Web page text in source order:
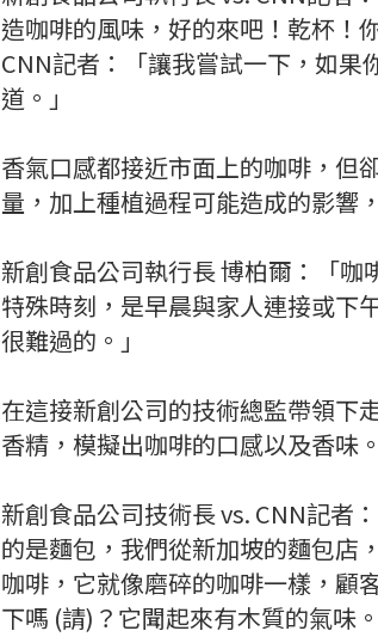
造咖啡的風味，好的來吧！乾杯！
CNN記者：「讓我嘗試一下，如果
道。」
香氣口感都接近市面上的咖啡，但
量，加上種植過程可能造成的影響
新創食品公司執行長 博柏爾：「
特殊時刻，是早晨與家人連接或下
很難過的。」
在這接新創公司的技術總監帶領下
香精，模擬出咖啡的口感以及香味。
新創食品公司技術長 vs. CNN記者
的是麵包，我們從新加坡的麵包店
咖啡，它就像磨碎的咖啡一樣，顧
下嗎 (請)？它聞起來有木質的氣味。